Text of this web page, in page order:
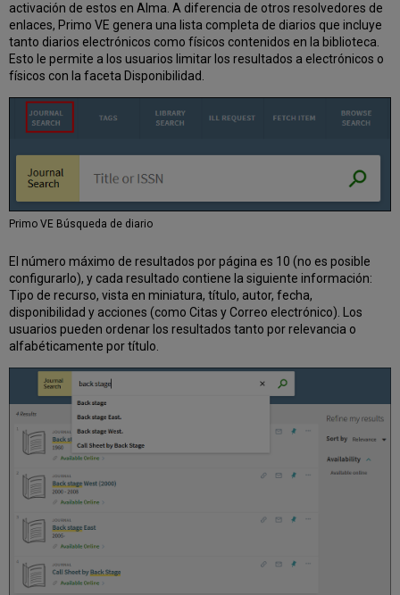
activación de estos en Alma. A diferencia de otros resolvedores de
enlaces, Primo VE genera una lista completa de diarios que incluye
tanto diarios electrónicos como físicos contenidos en la biblioteca.
Esto le permite a los usuarios limitar los resultados a electrónicos o
físicos con la faceta Disponibilidad.
Primo VE Búsqueda de diario
El número máximo de resultados por página es 10 (no es posible
configurarlo), y cada resultado contiene la siguiente información:
Tipo de recurso, vista en miniatura, título, autor, fecha,
disponibilidad y acciones (como Citas y Correo electrónico). Los
usuarios pueden ordenar los resultados tanto por relevancia o
alfabéticamente por título.